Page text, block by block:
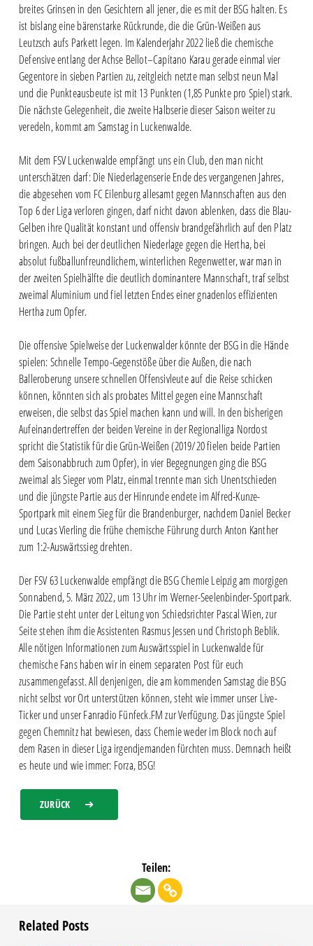
breites Grinsen in den Gesichtern all jener, die es mit der BSG halten. Es
ist bislang eine bärenstarke Rückrunde, die die Grün-Weißen aus
Leutzsch aufs Parkett legen. Im Kalenderjahr 2022 ließ die chemische
Defensive entlang der Achse Bellot–Capitano Karau gerade einmal vier
Gegentore in sieben Partien zu, zeitgleich netzte man selbst neun Mal
und die Punkteausbeute ist mit 13 Punkten (1,85 Punkte pro Spiel) stark.
Die nächste Gelegenheit, die zweite Halbserie dieser Saison weiter zu
veredeln, kommt am Samstag in Luckenwalde.
Mit dem FSV Luckenwalde empfängt uns ein Club, den man nicht
unterschätzen darf: Die Niederlagenserie Ende des vergangenen Jahres,
die abgesehen vom FC Eilenburg allesamt gegen Mannschaften aus den
Top 6 der Liga verloren gingen, darf nicht davon ablenken, dass die Blau-
Gelben ihre Qualität konstant und offensiv brandgefährlich auf den Platz
bringen. Auch bei der deutlichen Niederlage gegen die Hertha, bei
absolut fußballunfreundlichem, winterlichen Regenwetter, war man in
der zweiten Spielhälfte die deutlich dominantere Mannschaft, traf selbst
zweimal Aluminium und fiel letzten Endes einer gnadenlos effizienten
Hertha zum Opfer.
Die offensive Spielweise der Luckenwalder könnte der BSG in die Hände
spielen: Schnelle Tempo-Gegenstöße über die Außen, die nach
Balleroberung unsere schnellen Offensivleute auf die Reise schicken
können, könnten sich als probates Mittel gegen eine Mannschaft
erweisen, die selbst das Spiel machen kann und will. In den bisherigen
Aufeinandertreffen der beiden Vereine in der Regionalliga Nordost
spricht die Statistik für die Grün-Weißen (2019/20 fielen beide Partien
dem Saisonabbruch zum Opfer), in vier Begegnungen ging die BSG
zweimal als Sieger vom Platz, einmal trennte man sich Unentschieden
und die jüngste Partie aus der Hinrunde endete im Alfred-Kunze-
Sportpark mit einem Sieg für die Brandenburger, nachdem Daniel Becker
und Lucas Vierling die frühe chemische Führung durch Anton Kanther
zum 1:2-Auswärtssieg drehten.
Der FSV 63 Luckenwalde empfängt die BSG Chemie Leipzig am morgigen
Sonnabend, 5. März 2022, um 13 Uhr im Werner-Seelenbinder-Sportpark.
Die Partie steht unter der Leitung von Schiedsrichter Pascal Wien, zur
Seite stehen ihm die Assistenten Rasmus Jessen und Christoph Beblik.
Alle nötigen Informationen zum Auswärtsspiel in Luckenwalde für
chemische Fans haben wir in einem separaten Post für euch
zusammengefasst. All denjenigen, die am kommenden Samstag die BSG
nicht selbst vor Ort unterstützen können, steht wie immer unser Live-
Ticker und unser Fanradio Fünfeck.FM zur Verfügung. Das jüngste Spiel
gegen Chemnitz hat bewiesen, dass Chemie weder im Block noch auf
dem Rasen in dieser Liga irgendjemanden fürchten muss. Demnach heißt
es heute und wie immer: Forza, BSG!
ZURÜCK
Teilen:
Related Posts